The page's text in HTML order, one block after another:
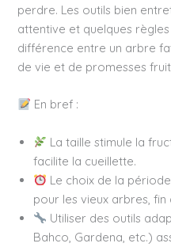
perdre. Les outils bien
attentive et quelques
différence entre un arbre
de vie et de promesses
En bref :
La taille stimule la
facilite la cueillette.
Le choix de la
pour les vieux arbres, fin
Utiliser des outils
Bahco, Gardena, etc.)